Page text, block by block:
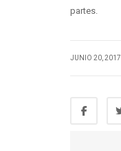
partes.
JUNIO 20, 2017